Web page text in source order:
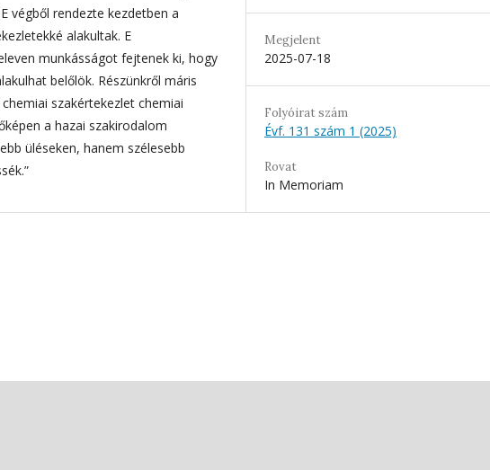
végből rendezte kezdetben a
alakultak. E
munkásságot fejtenek ki, hogy
belőlök. Részünkről máris
szakértekezlet chemiai
a hazai szakirodalom
üléseken, hanem szélesebb
Megjelent
2025-07-18
Folyóirat szám
Évf. 131 szám 1 (2025)
Rovat
In Memoriam